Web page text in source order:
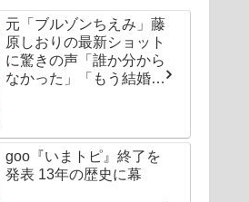
元「ブルゾンちえみ」藤
原しおりの最新ショット
に驚きの声「誰か分から
なかった」「もう結婚し
goo『いまトピ』終了を
発表 13年の歴史に幕